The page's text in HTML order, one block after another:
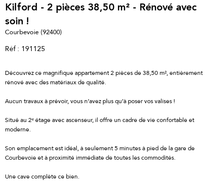
Kilford - 2 pièces 38,50 m² - Rénové avec
soin !
Courbevoie (92400)
Réf : 191125
Découvrez ce magnifique appartement 2 pièces de 38,50 m², entièrement
rénové avec des matériaux de qualité.
Aucun travaux à prévoir, vous n’avez plus qu’à poser vos valises !
Situé au 2ᵉ étage avec ascenseur, il offre un cadre de vie confortable et
moderne.
Son emplacement est idéal, à seulement 5 minutes à pied de la gare de
Courbevoie et à proximité immédiate de toutes les commodités.
Une cave complète ce bien.